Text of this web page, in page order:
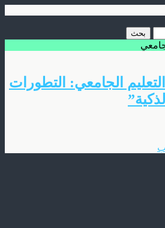
الجامعي: التطورات